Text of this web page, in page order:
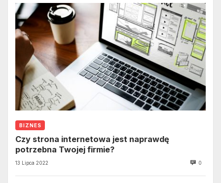
BIZNES
Czy strona internetowa jest naprawdę
potrzebna Twojej firmie?
13 Lipca 2022 0